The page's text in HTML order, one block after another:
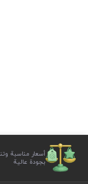
أسعار مناسبة
بجودة عالية